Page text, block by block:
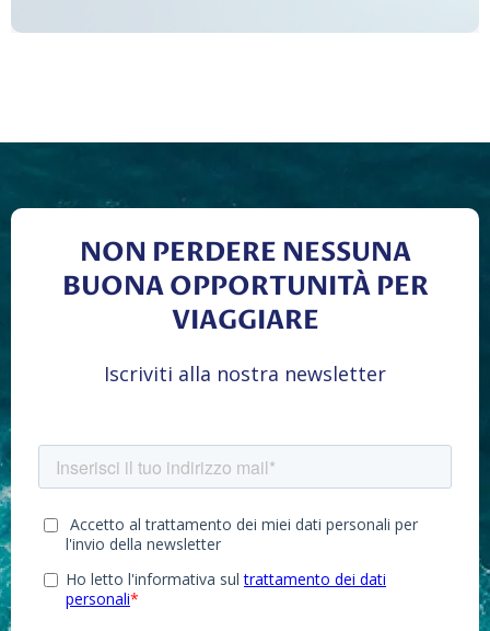
NON PERDERE NESSUNA
BUONA OPPORTUNITÀ PER
VIAGGIARE
Iscriviti alla nostra newsletter